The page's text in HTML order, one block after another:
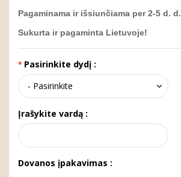
Pagaminama ir išsiunčiama per 2-5 d. d.
Sukurta ir pagaminta Lietuvoje!
Pasirinkite dydį :
Įrašykite vardą :
Dovanos įpakavimas :